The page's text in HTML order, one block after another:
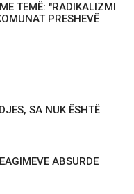
TEMË: "RADIKALIZMI
PRESHEVË
SA NUK ËSHTË
ABSURDE